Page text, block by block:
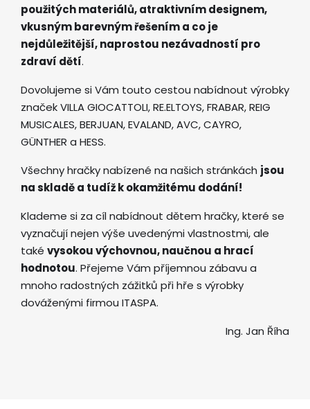
použitých materiálů, atraktivním designem,
vkusným barevným řešením a co je
nejdůležitější, naprostou nezávadností pro
zdraví dětí.
Dovolujeme si Vám touto cestou nabídnout výrobky
značek VILLA GIOCATTOLI, RE.ELTOYS, FRABAR, REIG
MUSICALES, BERJUAN, EVALAND, AVC, CAYRO,
GÜNTHER a HESS.
Všechny hračky nabízené na našich stránkách jsou
na skladě a tudíž k okamžitému dodání!
Klademe si za cíl nabídnout dětem hračky, které se
vyznačují nejen výše uvedenými vlastnostmi, ale
také vysokou výchovnou, naučnou a hrací
hodnotou. Přejeme Vám příjemnou zábavu a
mnoho radostných zážitků při hře s výrobky
dováženými firmou ITASPA.
Ing. Jan Říha